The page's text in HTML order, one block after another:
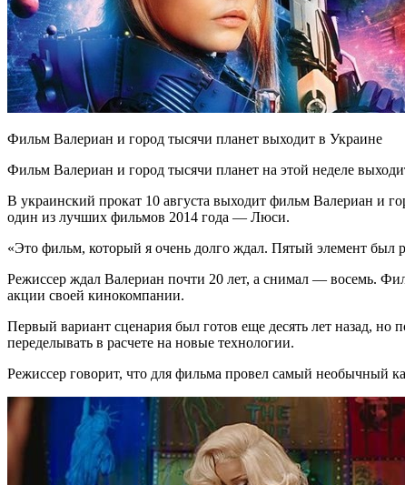
Фильм Валериан и город тысячи планет выходит в Украине
Фильм Валериан и город тысячи планет на этой неделе
В украинский прокат 10 августа выходит фильм Валериан и
один из лучших фильмов 2014 года — Люси.
«Это фильм, который я очень долго ждал. Пятый элемент
Режиссер ждал Валериан почти 20 лет, а снимал — восемь.
акции своей кинокомпании.
Первый вариант сценария был готов еще десять лет назад,
переделывать в расчете на новые технологии.
Режиссер говорит, что для фильма провел самый необычный